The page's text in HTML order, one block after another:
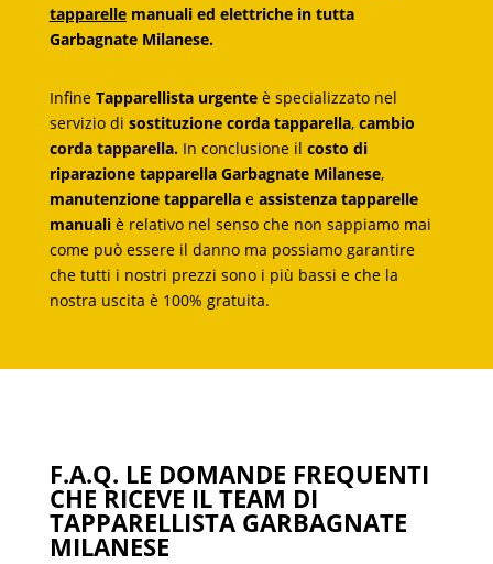
tapparellemanuali ed elettriche in tutta
Garbagnate Milanese.
Infine Tapparellista urgenteè specializzato nel
servizio di sostituzione corda tapparella, cambio
corda tapparella. In conclusione il costo di
riparazione tapparella Garbagnate Milanese,
manutenzione tapparellae assistenza tapparelle
manuali è relativo nel senso che non sappiamo mai
come può essere il danno ma possiamo garantire
che tutti i nostri prezzi sono i più bassi e che la
nostra uscita è 100% gratuita.
F.A.Q. LE DOMANDE FREQUENTI
CHE RICEVE IL TEAM DI
TAPPARELLISTA GARBAGNATE
MILANESE